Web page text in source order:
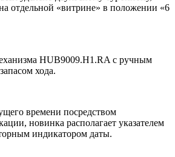
отдельной «витрине» в положении «6
HUB9009.H1.RA с ручным
хода.
времени посредством
новинка располагает указателем
индикатором даты.